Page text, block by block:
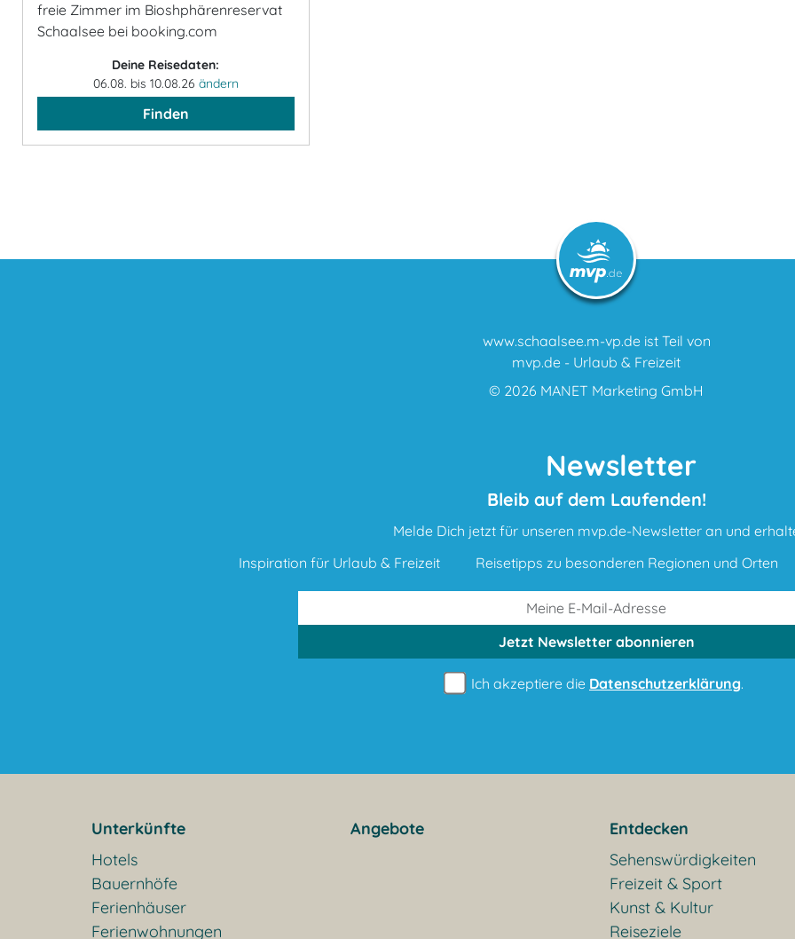
freie Zimmer im Bioshphärenreservat
Schaalsee bei booking.com
Deine Reisedaten:
06.08. bis 10.08.26 ändern
Finden
www.schaalsee.m-vp.de ist Teil von
mvp.de - Urlaub & Freizeit
© 2026 MANET Marketing GmbH
Newsletter
Bleib auf dem Laufenden!
Melde Dich jetzt für unseren mvp.de-Newsletter an und
Inspiration für Urlaub & Freizeit
Reisetipps zu besonderen Regionen und Orten
Jetzt Newsletterabonnieren
Ich akzeptiere die Datenschutzerklärung.
Unterkünfte
Hotels
Bauernhöfe
Ferienhäuser
Ferienwohnungen
Angebote
Entdecken
Sehenswürdigkeiten
Freizeit & Sport
Kunst & Kultur
Reiseziele